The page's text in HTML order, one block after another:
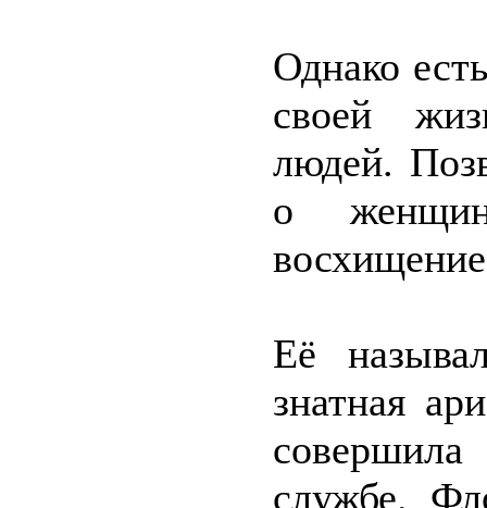
Однако
своей
людей.
о
Её
знатная
службе.